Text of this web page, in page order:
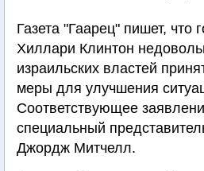
Газета "Гаарец" пишет, что
Хиллари Клинтон
израильских властей
меры для улучшения
Соответствующее
специальный
Джордж Митчелл.